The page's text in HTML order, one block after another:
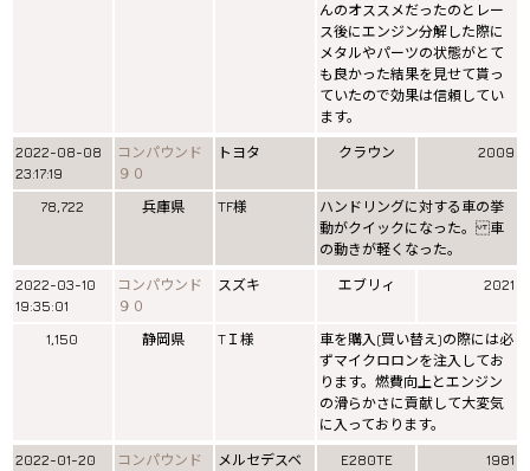
んのオススメだったのとレー
ス後にエンジン分解した際に
メタルやパーツの状態がとて
も良かった結果を見せて貰っ
ていたので効果は信頼してい
ます。
2022-08-08
23:17:19
コンパウンド
９０
トヨタ クラウン 2009
78,722 兵庫県 TF様
ハンドリングに対する車の挙
動がクイックになった。 車
の動きが軽くなった。
2022-03-10
19:35:01
コンパウンド
９０
スズキ エブリィ 2021
1,150 静岡県 TＩ様
車を購入(買い替え)の際には必
ずマイクロロンを注入してお
ります。燃費向上とエンジン
の滑らかさに貢献して大変気
に入っております。
2022-01-20
コンパウンド
メルセデスベ
E280TE 1981